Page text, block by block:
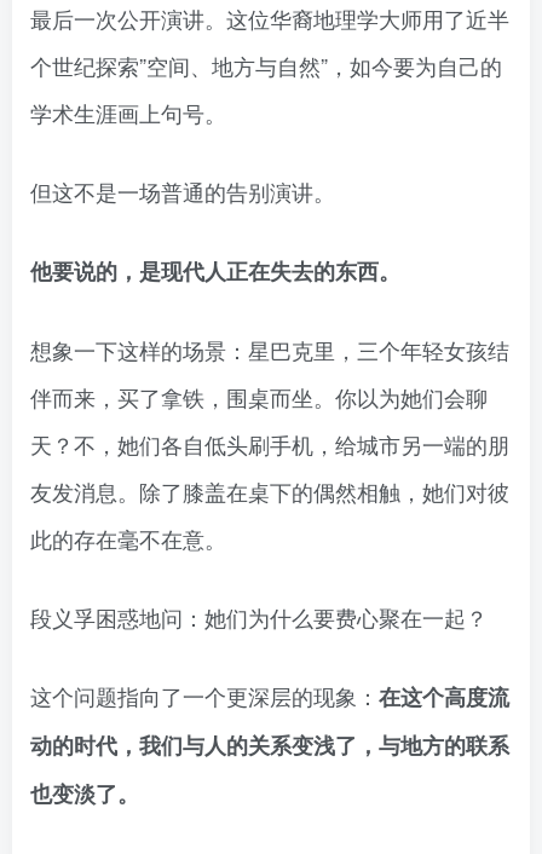
最后一次公开演讲。这位华裔地理学大师用了近半
个世纪探索”空间、地方与自然”，如今要为自己的
学术生涯画上句号。
但这不是一场普通的告别演讲。
他要说的，是现代人正在失去的东西。
想象一下这样的场景：星巴克里，三个年轻女孩结
伴而来，买了拿铁，围桌而坐。你以为她们会聊
天？不，她们各自低头刷手机，给城市另一端的朋
友发消息。除了膝盖在桌下的偶然相触，她们对彼
此的存在毫不在意。
段义孚困惑地问：她们为什么要费心聚在一起？
这个问题指向了一个更深层的现象： 在这个高度流
动的时代，我们与人的关系变浅了，与地方的联系
也变淡了。